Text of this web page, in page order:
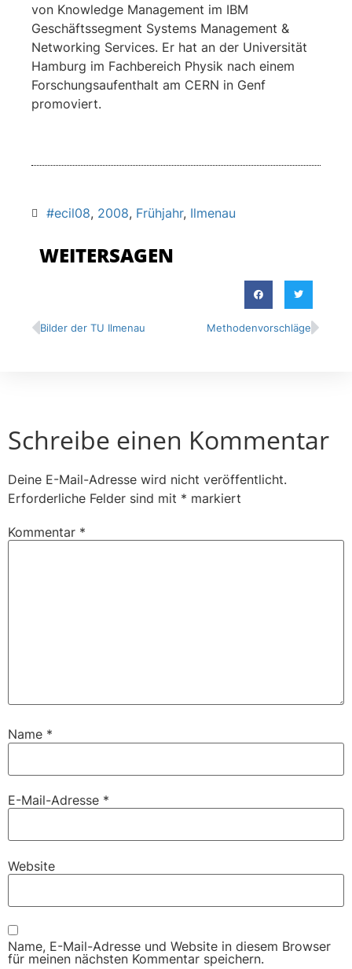
von Knowledge Management im IBM
Geschäftssegment Systems Management &
Networking Services. Er hat an der Universität
Hamburg im Fachbereich Physik nach einem
Forschungsaufenthalt am CERN in Genf
promoviert.
#ecil08, 2008, Frühjahr, Ilmenau
WEITERSAGEN
Bilder der TU Ilmenau Methodenvorschläge
Schreibe einen Kommentar
Deine E-Mail-Adresse wird nicht veröffentlicht.
Erforderliche Felder sind mit * markiert
Kommentar *
Name *
E-Mail-Adresse *
Website
Name, E-Mail-Adresse und Website in diesem Browser
für meinen nächsten Kommentar speichern.